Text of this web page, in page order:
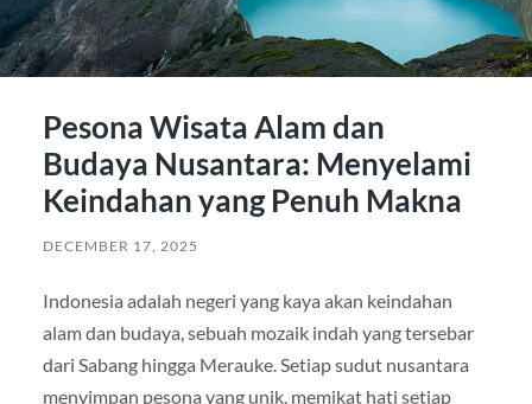
Pesona Wisata Alam dan
Budaya Nusantara: Menyelami
Keindahan yang Penuh Makna
DECEMBER 17, 2025
Indonesia adalah negeri yang kaya akan keindahan
alam dan budaya, sebuah mozaik indah yang tersebar
dari Sabang hingga Merauke. Setiap sudut nusantara
menyimpan pesona yang unik, memikat hati setiap